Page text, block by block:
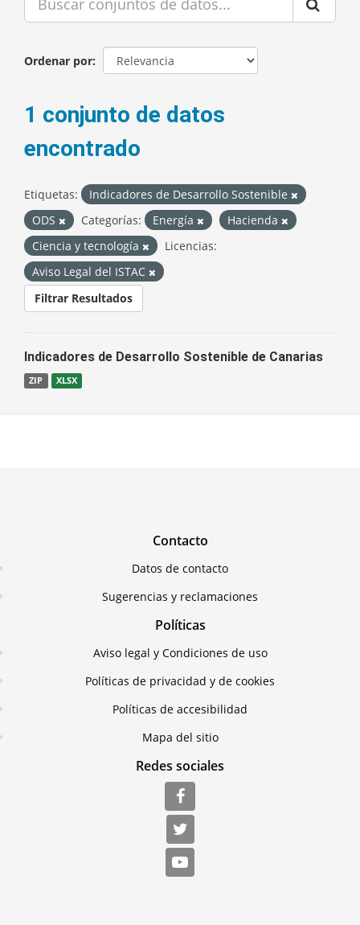
Ordenar por
1 conjunto de datos
encontrado
Etiquetas:
Indicadores de Desarrollo Sostenible
ODS
Categorías: Energía
Hacienda
Ciencia y tecnología
Licencias:
Aviso Legal del ISTAC
Filtrar Resultados
Indicadores de Desarrollo Sostenible de Canarias
ZIP XLSX
Contacto
Datos de contacto
Sugerencias y reclamaciones
Políticas
Aviso legal y Condiciones de uso
Políticas de privacidad y de cookies
Políticas de accesibilidad
Mapa del sitio
Redes sociales